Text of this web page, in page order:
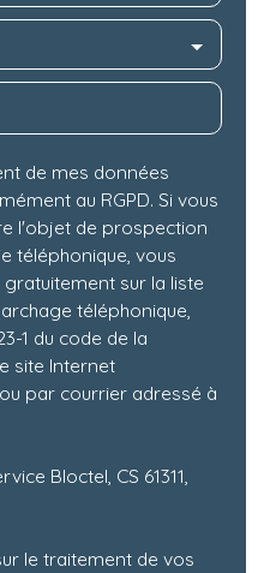
de mes données
au RGPD. Si vous
l'objet de prospection
téléphonique, vous
sur la liste
téléphonique,
1 du code de la
site Internet
par courrier adressé à
Bloctel, CS 61311,
le traitement de vos